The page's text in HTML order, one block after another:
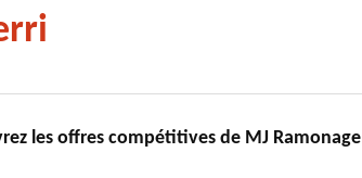
les offres compétitives de MJ Ramonage